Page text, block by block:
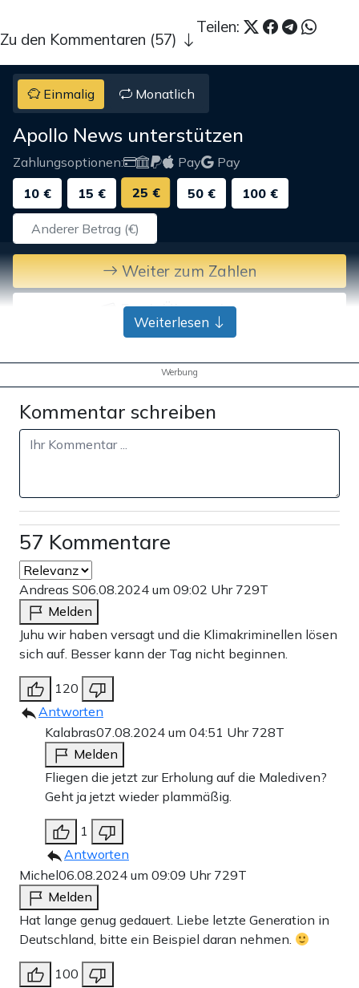
Teilen:
Zu den Kommentaren (57)
Einmalig Monatlich
Apollo News unterstützen
Zahlungsoptionen: Pay
Pay
10 €
15 € 25 € 50 € 100 €
Weiter zum Zahlen
Bank-Überweisung
Weiterlesen
Werbung
Kommentar schreiben
57 Kommentare
Andreas S06.08.2024 um 09:02 Uhr 729T
Melden
Juhu wir haben versagt und die Klimakriminellen lösen
sich auf. Besser kann der Tag nicht beginnen.
120
Antworten
Kalabras07.08.2024 um 04:51 Uhr 728T
Melden
Fliegen die jetzt zur Erholung auf die Malediven?
Geht ja jetzt wieder plammäßig.
1
Antworten
Michel06.08.2024 um 09:09 Uhr 729T
Melden
Hat lange genug gedauert. Liebe letzte Generation in
Deutschland, bitte ein Beispiel daran nehmen.
100